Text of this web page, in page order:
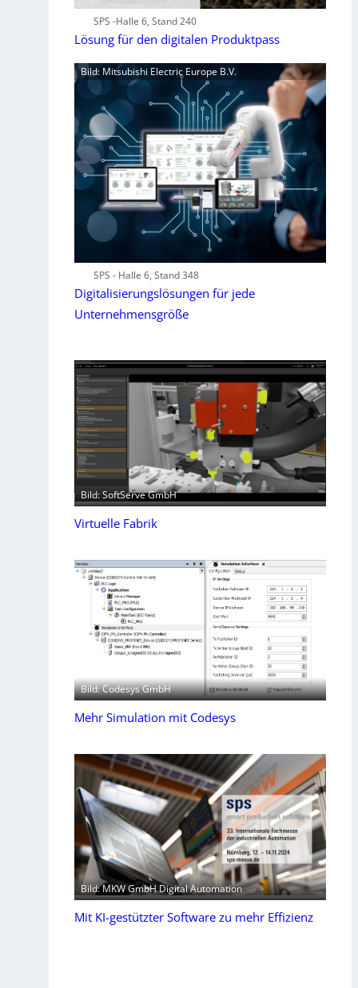
SPS -Halle 6, Stand 240
Lösung für den digitalen Produktpass
Bild: Mitsubishi Electric Europe B.V.
SPS - Halle 6, Stand 348
Digitalisierungslösungen für jede
Unternehmensgröße
Bild: SoftServe GmbH
Virtuelle Fabrik
Bild: Codesys GmbH
Mehr Simulation mit Codesys
Bild: MKW GmbH Digital Automation
Mit KI-gestützter Software zu mehr Effizienz